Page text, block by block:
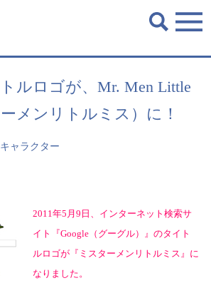
ルロゴが、Mr. Men Little
メンリトルミス）に！
キャラクター
2011年5 月 9 日、インターネット検索サ
イト『Google （グーグル）』のタイト
ルロゴが『ミスターメンリトルミス』に
なりました。